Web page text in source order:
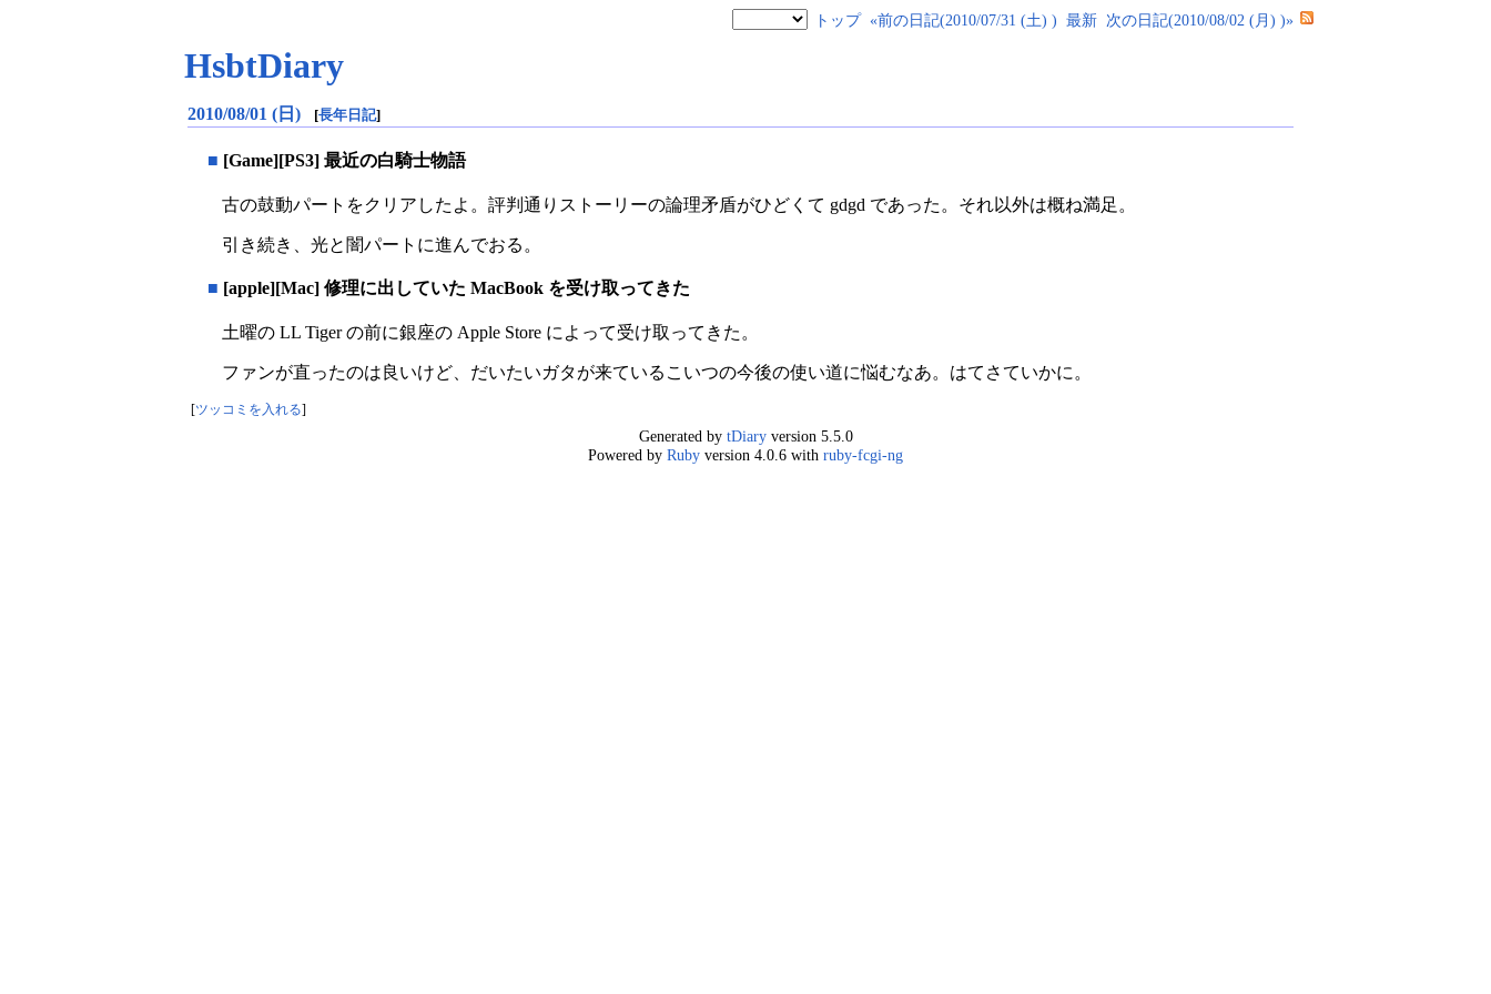
トップ «前の日記(2010/07/31 (土) ) 最新 次の日記(2010/08/02 (月) )»
HsbtDiary
2010/08/01 (日) [長年日記]
■ [Game][PS3] 最近の白騎士物語
古の鼓動パートをクリアしたよ。評判通りストーリーの論理矛盾がひどくて gdgd であった。それ以外は概ね満足。
引き続き、光と闇パートに進んでおる。
■ [apple][Mac] 修理に出していた MacBook を受け取ってきた
土曜の LL Tiger の前に銀座の Apple Store によって受け取ってきた。
ファンが直ったのは良いけど、だいたいガタが来ているこいつの今後の使い道に悩むなあ。はてさていかに。
ツッコミを入れる
Generated by tDiaryversion 5.5.0
Powered by Ruby version 4.0.6 with ruby-fcgi-ng